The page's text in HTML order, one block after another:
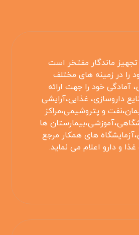
ماندگار مفتخر است
را در زمینه های مختلف
آمادگی خود را جهت ارائه
داروسازی، غذایی،آرایشی
و پتروشیمی،مراکز
ها
های همکار مرجع
غذا و دارو اعلام می نماید.